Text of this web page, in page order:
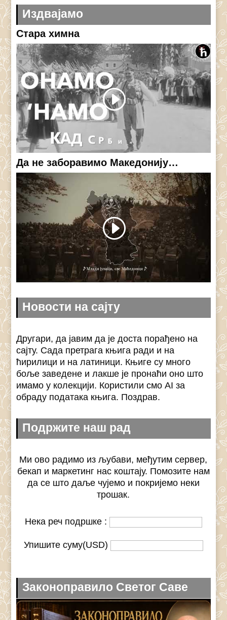
Издвајамо
Стара химна
Да не заборавимо Македонију…
Новости на сајту
Другари, да јавим да је доста порађено на
сајту. Сада претрага књига ради и на
ћирилици и на латиници. Књиге су много
боље заведене и лакше је пронаћи оно што
имамо у колекцији. Користили смо AI за
обраду података књига. Поздрав.
Подржите наш рад
Ми ово радимо из љубави, међутим сервер,
бекап и маркетинг нас коштају. Помозите нам
да се што даље чујемо и покријемо неки
трошак.
Нека реч подршке :
Упишите суму(USD)
Законоправило Светог Саве